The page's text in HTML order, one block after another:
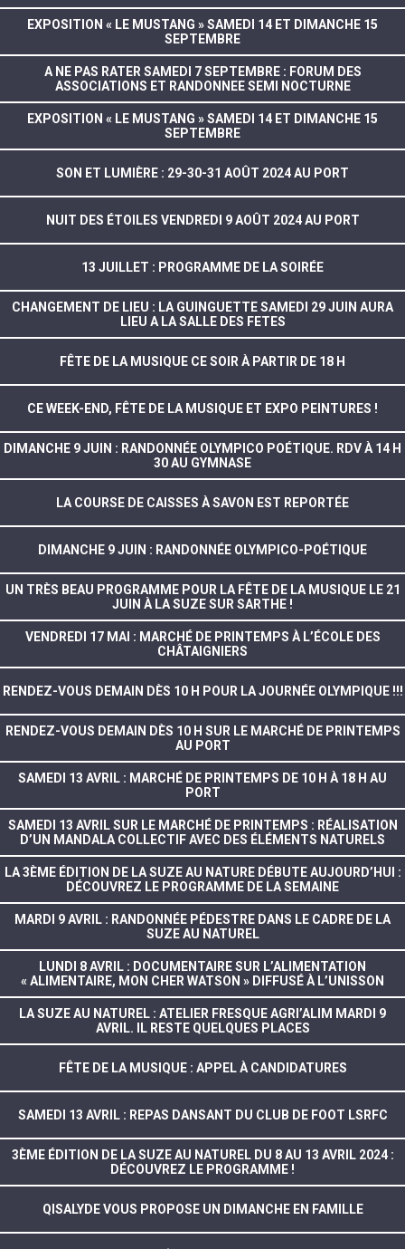
EXPOSITION « LE MUSTANG » SAMEDI 14 ET DIMANCHE 15
SEPTEMBRE
A NE PAS RATER SAMEDI 7 SEPTEMBRE : FORUM DES
ASSOCIATIONS ET RANDONNEE SEMI NOCTURNE
EXPOSITION « LE MUSTANG » SAMEDI 14 ET DIMANCHE 15
SEPTEMBRE
SON ET LUMIÈRE : 29-30-31 AOÛT 2024 AU PORT
NUIT DES ÉTOILES VENDREDI 9 AOÛT 2024 AU PORT
13 JUILLET : PROGRAMME DE LA SOIRÉE
CHANGEMENT DE LIEU : LA GUINGUETTE SAMEDI 29 JUIN AURA
LIEU A LA SALLE DES FETES
FÊTE DE LA MUSIQUE CE SOIR À PARTIR DE 18 H
CE WEEK-END, FÊTE DE LA MUSIQUE ET EXPO PEINTURES !
DIMANCHE 9 JUIN : RANDONNÉE OLYMPICO POÉTIQUE. RDV À 14 H
30 AU GYMNASE
LA COURSE DE CAISSES À SAVON EST REPORTÉE
DIMANCHE 9 JUIN : RANDONNÉE OLYMPICO-POÉTIQUE
UN TRÈS BEAU PROGRAMME POUR LA FÊTE DE LA MUSIQUE LE 21
JUIN À LA SUZE SUR SARTHE !
VENDREDI 17 MAI : MARCHÉ DE PRINTEMPS À L’ÉCOLE DES
CHÂTAIGNIERS
RENDEZ-VOUS DEMAIN DÈS 10 H POUR LA JOURNÉE OLYMPIQUE !!!
RENDEZ-VOUS DEMAIN DÈS 10 H SUR LE MARCHÉ DE PRINTEMPS
AU PORT
SAMEDI 13 AVRIL : MARCHÉ DE PRINTEMPS DE 10 H À 18 H AU
PORT
SAMEDI 13 AVRIL SUR LE MARCHÉ DE PRINTEMPS : RÉALISATION
D’UN MANDALA COLLECTIF AVEC DES ÉLÉMENTS NATURELS
LA 3ÈME ÉDITION DE LA SUZE AU NATURE DÉBUTE AUJOURD’HUI :
DÉCOUVREZ LE PROGRAMME DE LA SEMAINE
MARDI 9 AVRIL : RANDONNÉE PÉDESTRE DANS LE CADRE DE LA
SUZE AU NATUREL
LUNDI 8 AVRIL : DOCUMENTAIRE SUR L’ALIMENTATION
« ALIMENTAIRE, MON CHER WATSON » DIFFUSÉ À L’UNISSON
LA SUZE AU NATUREL : ATELIER FRESQUE AGRI’ALIM MARDI 9
AVRIL. IL RESTE QUELQUES PLACES
FÊTE DE LA MUSIQUE : APPEL À CANDIDATURES
SAMEDI 13 AVRIL : REPAS DANSANT DU CLUB DE FOOT LSRFC
3ÈME ÉDITION DE LA SUZE AU NATUREL DU 8 AU 13 AVRIL 2024 :
DÉCOUVREZ LE PROGRAMME !
QISALYDE VOUS PROPOSE UN DIMANCHE EN FAMILLE